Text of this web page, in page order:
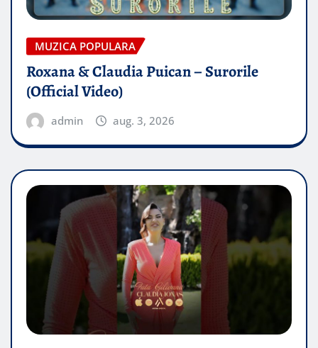
MUZICA POPULARA
Roxana & Claudia Puican – Surorile
(Official Video)
admin aug. 3, 2026